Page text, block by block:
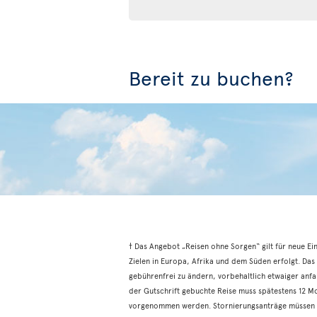
Bereit zu buchen?
† Das Angebot „Reisen ohne Sorgen“ gilt für neue
Zielen in Europa, Afrika und dem Süden erfolgt.
gebührenfrei zu ändern, vorbehaltlich etwaiger
der Gutschrift gebuchte Reise muss spätestens 12
vorgenommen werden. Stornierungsanträge